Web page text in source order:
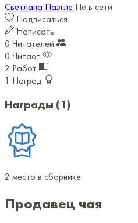
Светлана Паэгле Не в сети
Подписаться
Написать
0 Читателей
0 Читает
2 Работ
1 Наград
Награды (1)
2 место в сборнике
Продавец чая